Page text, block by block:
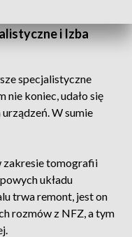
i Izba
specjalistyczne
nie koniec, udało się
W sumie
zakresie tomografii
układu
trwa remont, jest on
rozmów z NFZ, a tym